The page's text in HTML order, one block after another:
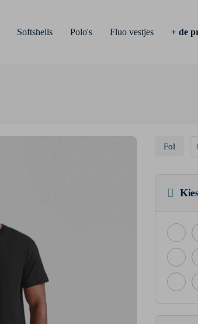
Softshells Polo's Fluo vestjes + de
Fol